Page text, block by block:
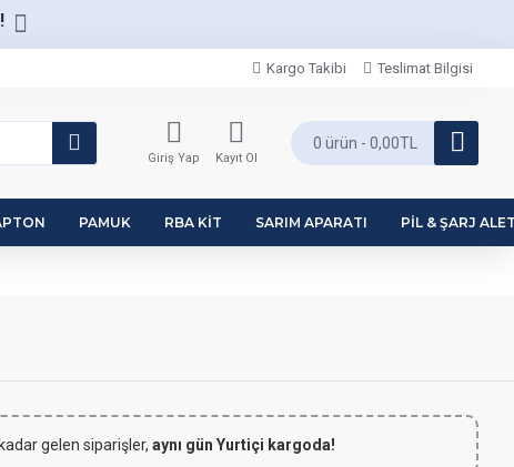
Kargo Takibi Teslimat Bilgisi
Giriş Yap Kayıt Ol
0 ürün - 0,00TL
PAMUK RBA KIT SARIM APARATI PIL & ŞARJ
gelen siparişler, aynı gün Yurtiçi kargoda!